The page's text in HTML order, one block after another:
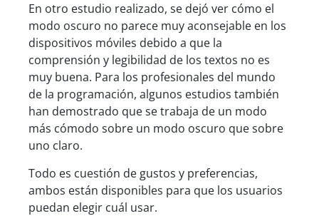
En otro estudio realizado, se dejó ver cómo el
modo oscuro no parece muy aconsejable en los
dispositivos móviles debido a que la
comprensión y legibilidad de los textos no es
muy buena. Para los profesionales del mundo
de la programación, algunos estudios también
han demostrado que se trabaja de un modo
más cómodo sobre un modo oscuro que sobre
uno claro.
Todo es cuestión de gustos y preferencias,
ambos están disponibles para que los usuarios
puedan elegir cuál usar.